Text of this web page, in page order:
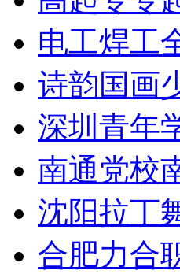
电工焊工
诗韵国画
深圳青年
南通党校
沈阳拉丁
合肥力合